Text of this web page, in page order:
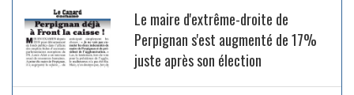
Le maire d'extrême-droite de
Perpignan s'est augmenté de 17%
juste après son élection